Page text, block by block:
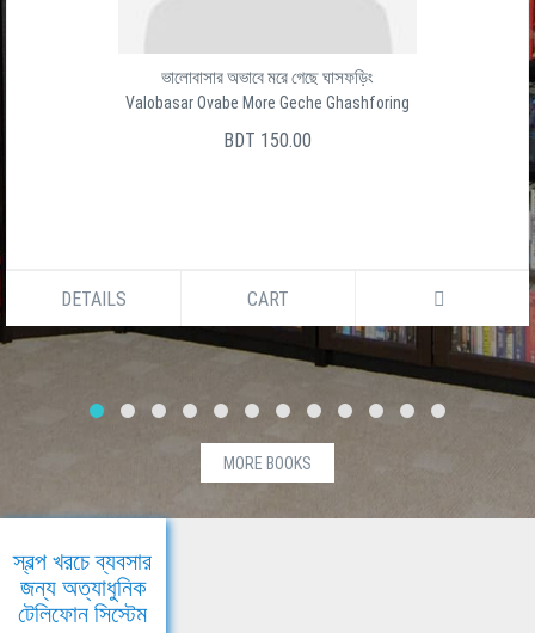
ভালোবাসার অভাবে মরে গেছে ঘাসফড়িং
Valobasar Ovabe More Geche Ghashforing
BDT 150.00
DETAILS CART
MORE BOOKS
স্বল্প খরচে ব্যবসার
জন্য অত্যাধুনিক
টেলিফোন সিস্টেম